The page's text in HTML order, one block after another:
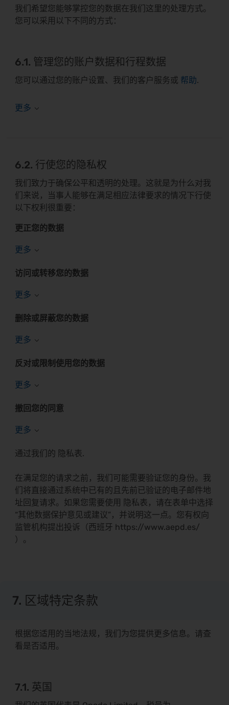
我们希望您能够掌控您的数据在我们这里的处理方式。
您可以采用以下不同的方式：
6.1. 管理您的账户数据和行程数据
您可以通过您的账户设置、我们的客户服务或 帮助.
6.2. 行使您的隐私权
我们致力于确保公平和透明的处理。这就是为什么对我
们来说，当事人能够在满足相应法律要求的情况下行使
以下权利很重要：
更正您的数据
访问或转移您的数据
删除或屏蔽您的数据
反对或限制使用您的数据
撤回您的同意
通过我们的 隐私表.
在满足您的请求之前，我们可能需要验证您的身份。我
们将直接通过系统中已有的且先前已验证的电子邮件地
址回复请求。如果您需要使用 隐私表 ，请在表单中选择
“其他数据保护意见或建议”，并说明这一点。您有权向
监管机构提出投诉（西班牙 https://www.aepd.es/
）。
7. 区域特定条款
根据您适用的当地法规，我们为您提供更多信息。请查
看是否适用。
7.1. 英国